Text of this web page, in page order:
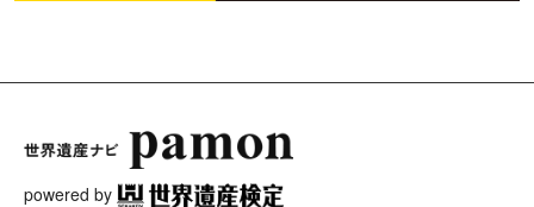
powered by